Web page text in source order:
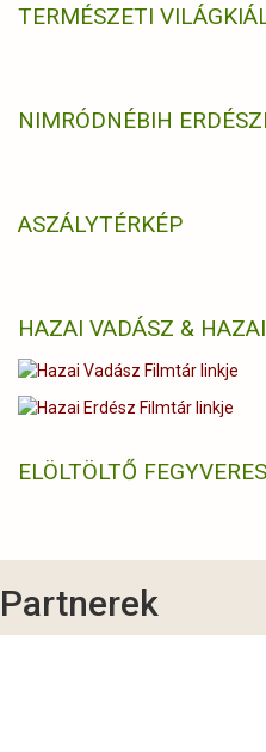
TERMÉSZETI
NIMRÓDNÉBIH
ASZÁLYTÉRKÉP
HAZAI VADÁSZ &
ELÖLTÖLTŐ FEGYVERES
Partnerek